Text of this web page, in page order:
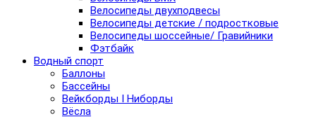
Велосипеды двухподвесы
Велосипеды детские / подростковые
Велосипеды шоссейные/ Гравийники
Фэтбайк
Водный спорт
Баллоны
Бассейны
Вейкборды I Ниборды
Вёсла